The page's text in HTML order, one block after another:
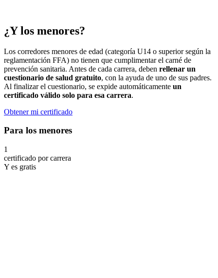
¿Y los menores?
Los corredores menores de edad (categoría U14 o superior según la
reglamentación FFA) no tienen que cumplimentar el carné de
prevención sanitaria. Antes de cada carrera, deben rellenar un
cuestionario de salud gratuito, con la ayuda de uno de sus padres.
Al finalizar el cuestionario, se expide automáticamente un
certificado válido solo para esa carrera.
Obtener mi certificado
Para los menores
1
certificado por carrera
Y es gratis